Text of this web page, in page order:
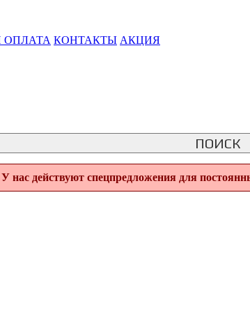
ОПЛАТА КОНТАКТЫ АКЦИЯ
ПОИСК
нас действуют спецпредложения для